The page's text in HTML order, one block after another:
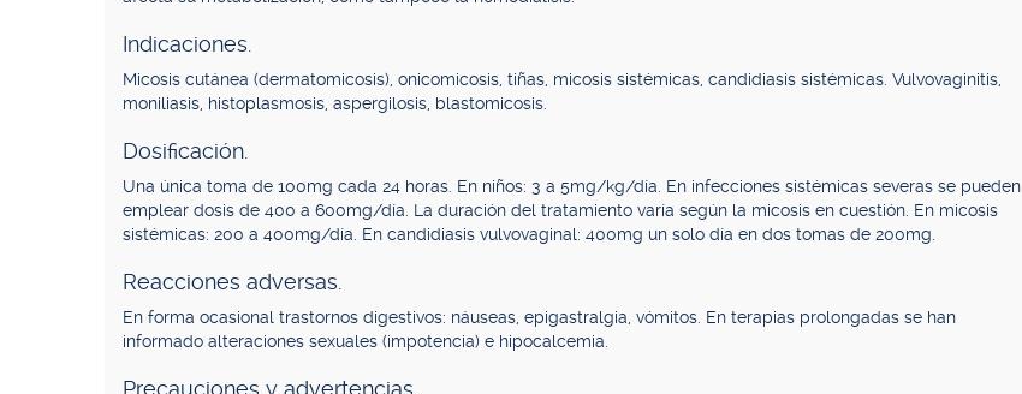
Indicaciones.
Micosis cutánea (dermatomicosis), onicomicosis, tiñas, micosis sistémicas, candidiasis sistémicas. Vulvovaginitis,
moniliasis, histoplasmosis, aspergilosis, blastomicosis.
Dosificación.
Una única toma de 100mg cada 24 horas. En niños: 3 a 5mg/kg/día. En infecciones sistémicas severas se pueden
emplear dosis de 400 a 600mg/día. La duración del tratamiento varía según la micosis en cuestión. En micosis
sistémicas: 200 a 400mg/día. En candidiasis vulvovaginal: 400mg un solo día en dos tomas de 200mg.
Reacciones adversas.
En forma ocasional trastornos digestivos: náuseas, epigastralgia, vómitos. En terapias prolongadas se han
informado alteraciones sexuales (impotencia) e hipocalcemia.
Precauciones y advertencias.